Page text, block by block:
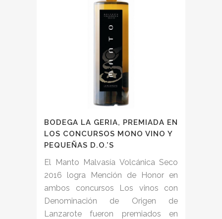
BODEGA LA GERIA, PREMIADA EN
LOS CONCURSOS MONO VINO Y
PEQUEÑAS D.O.’S
El Manto Malvasía Volcánica Seco
2016 logra Mención de Honor en
ambos concursos Los vinos con
Denominación de Origen de
Lanzarote fueron premiados en